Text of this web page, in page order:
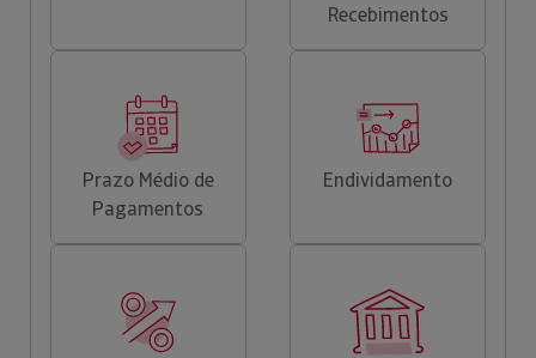
Recebimentos
Prazo Médio de
Pagamentos
Endividamento